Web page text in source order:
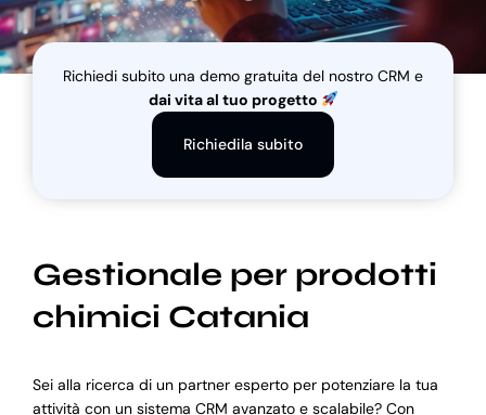
Blog
Richiedi subito una demo gratuita del nostro CRM e
dai vita al tuo progetto
Richiedila subito
Gestionale per prodotti
chimici Catania
Sei alla ricerca di un partner esperto per potenziare la tua
attività con un sistema CRM avanzato e scalabile? Con